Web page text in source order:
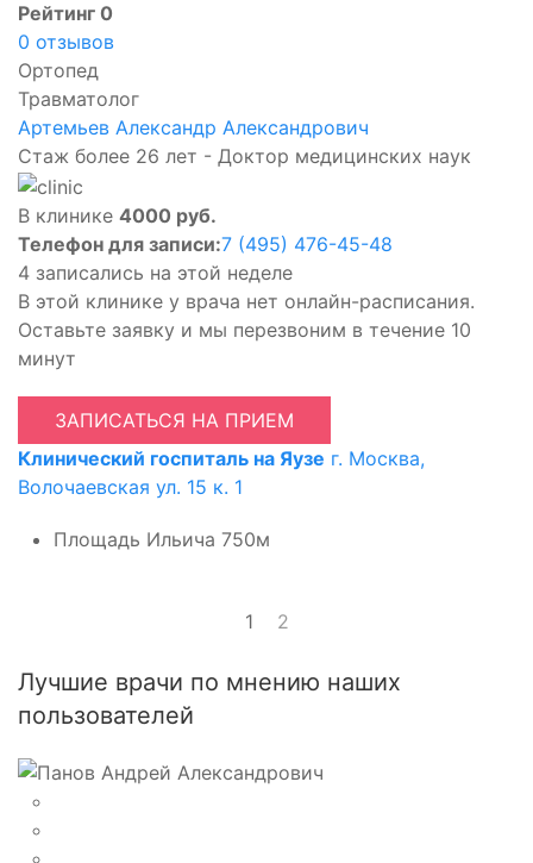
Рейтинг 0
0 отзывов
Ортопед
Травматолог
Артемьев Александр Александрович
Стаж более 26 лет - Доктор медицинских наук
В клинике 4000 руб.
Телефон для записи:7 (495) 476-45-48
4 записались на этой неделе
В этой клинике у врача нет онлайн-расписания.
Оставьте заявку и мы перезвоним в течение 10
минут
ЗАПИСАТЬСЯ НА ПРИЕМ
Клинический госпиталь на Яузе г. Москва,
Волочаевская ул. 15 к. 1
Площадь Ильича 750м
1 2
Лучшие врачи по мнению наших
пользователей